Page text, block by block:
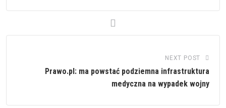
NEXT POST
Prawo.pl: ma powstać podziemna infrastruktura
medyczna na wypadek wojny